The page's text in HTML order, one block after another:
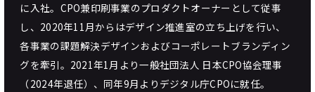
に入社。CPO兼印刷事業のプロダクトオーナーとして従事
し、2020年11月からはデザイン推進室の立ち上げを行い、
各事業の課題解決デザインおよびコーポレートブランディン
グを牽引。2021年1月より⼀般社団法⼈ ⽇本CPO協会理事
（2024年退任）、同年9月よりデジタル庁CPOに就任。